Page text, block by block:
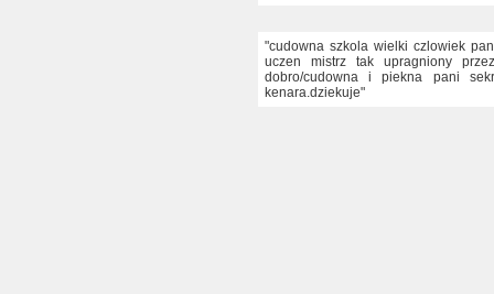
"cudowna szkola wielki czlowiek
uczen mistrz tak upragniony
dobro/cudowna i piekna pani
kenara.dziekuje"